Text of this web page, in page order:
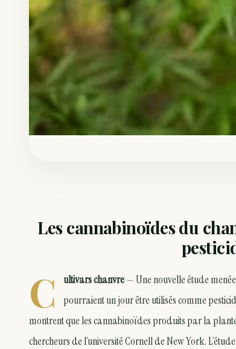
Les cannabinoïdes du
C ultivars chanvre— Une nouvelle étude
pourraient un jour être utilisés comme
montrent que les cannabinoïdes produits par la
chercheurs de l’université Cornell de New York.